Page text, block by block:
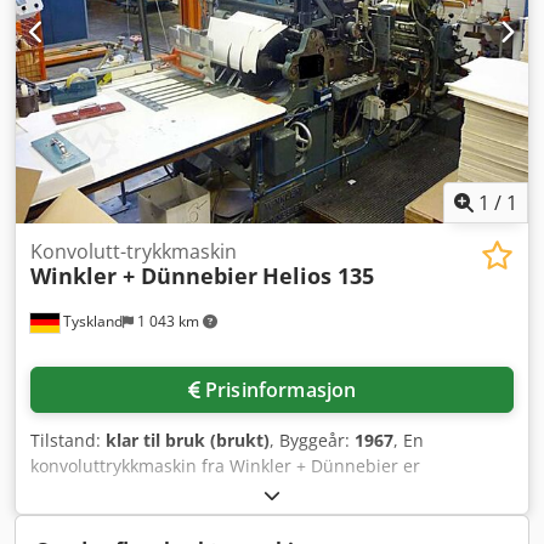
1 / 1
Tyskland 1 043 km
Konvolutt-trykkmaskin
Winkler + Dünnebier Helios 135
Prisinformasjon
Tilstand: klar til bruk (brukt), Byggeår: 1967, En
konvoluttrykkmaskin fra Winkler + Dünnebier er
tilgjengelig. Konvoluttype: Peel & Seal-forsegling,
formatområde sidesøm min./maks.: 114 mm x 150 mm /